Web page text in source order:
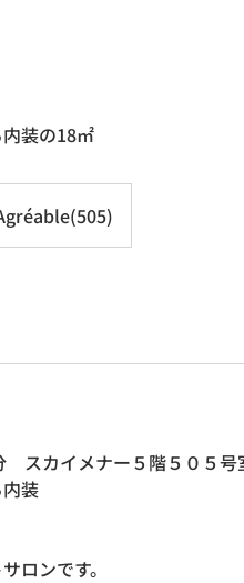
装の18㎡
スカイメナー５階５０５
装
ロンです。